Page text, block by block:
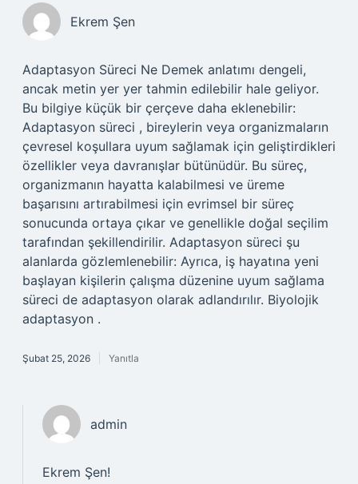
Ekrem Şen
Adaptasyon Süreci Ne Demek anlatımı dengeli,
ancak metin yer yer tahmin edilebilir hale geliyor.
Bu bilgiye küçük bir çerçeve daha eklenebilir:
Adaptasyon süreci , bireylerin veya organizmaların
çevresel koşullara uyum sağlamak için geliştirdikleri
özellikler veya davranışlar bütünüdür. Bu süreç,
organizmanın hayatta kalabilmesi ve üreme
başarısını artırabilmesi için evrimsel bir süreç
sonucunda ortaya çıkar ve genellikle doğal seçilim
tarafından şekillendirilir. Adaptasyon süreci şu
alanlarda gözlemlenebilir: Ayrıca, iş hayatına yeni
başlayan kişilerin çalışma düzenine uyum sağlama
süreci de adaptasyon olarak adlandırılır. Biyolojik
adaptasyon .
Şubat 25, 2026 Yanıtla
admin
Ekrem Şen!